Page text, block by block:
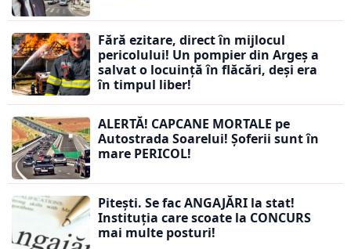
Fără ezitare, direct în mijlocul
pericolului! Un pompier din Argeș a
salvat o locuință în flăcări, deși era
în timpul liber!
ALERTĂ! CAPCANE MORTALE pe
Autostrada Soarelui! Șoferii sunt în
mare PERICOL!
Pitești. Se fac ANGAJĂRI la stat!
Instituția care scoate la CONCURS
mai multe posturi!